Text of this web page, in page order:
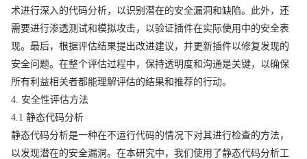
术进行深入的代码分析，以识别潜在的安全漏洞和缺陷。此外，还
需要进行渗透测试和模拟攻击，以验证插件在实际使用中的安全表
现。最后，根据评估结果提出改进建议，并更新插件以修复发现的
安全问题。在整个评估过程中，保持透明度和沟通是关键，以确保
所有利益相关者都能理解评估的结果和推荐的行动。
4. 安全性评估方法
4.1 静态代码分析
静态代码分析是一种在不运行代码的情况下对其进行检查的方法，
以发现潜在的安全漏洞。在本研究中，我们使用了静态代码分析工